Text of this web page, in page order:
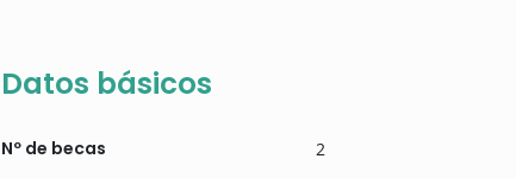
Datos básicos
Nº de becas 2